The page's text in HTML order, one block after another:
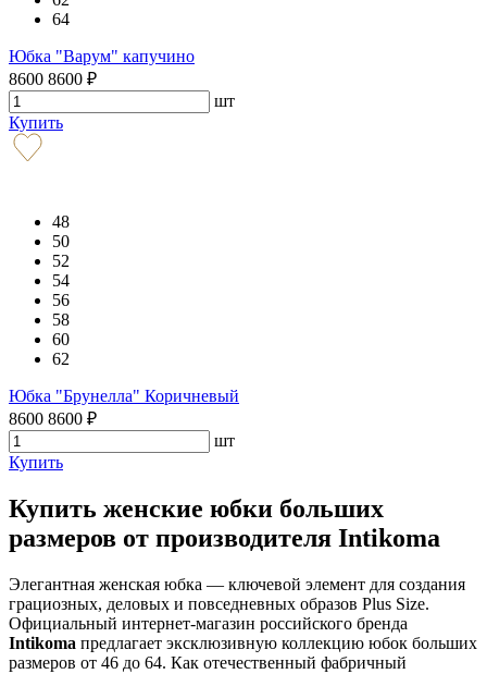
64
Юбка "Варум" капучино
8600 8600 ₽
шт
Купить
48
50
52
54
56
58
60
62
Юбка "Брунелла" Коричневый
8600 8600 ₽
шт
Купить
Купить женские юбки больших
размеров от производителя Intikoma
Элегантная женская юбка — ключевой элемент для создания
грациозных, деловых и повседневных образов Plus Size.
Официальный интернет-магазин российского бренда
Intikoma предлагает эксклюзивную коллекцию юбок больших
размеров от 46 до 64. Как отечественный фабричный